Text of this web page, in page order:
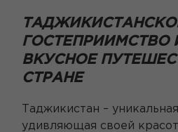
ГОСТЕПРИИМСТВО
ВКУСНОЕ
СТРАНЕ
Таджикистан –
удивляющая своей